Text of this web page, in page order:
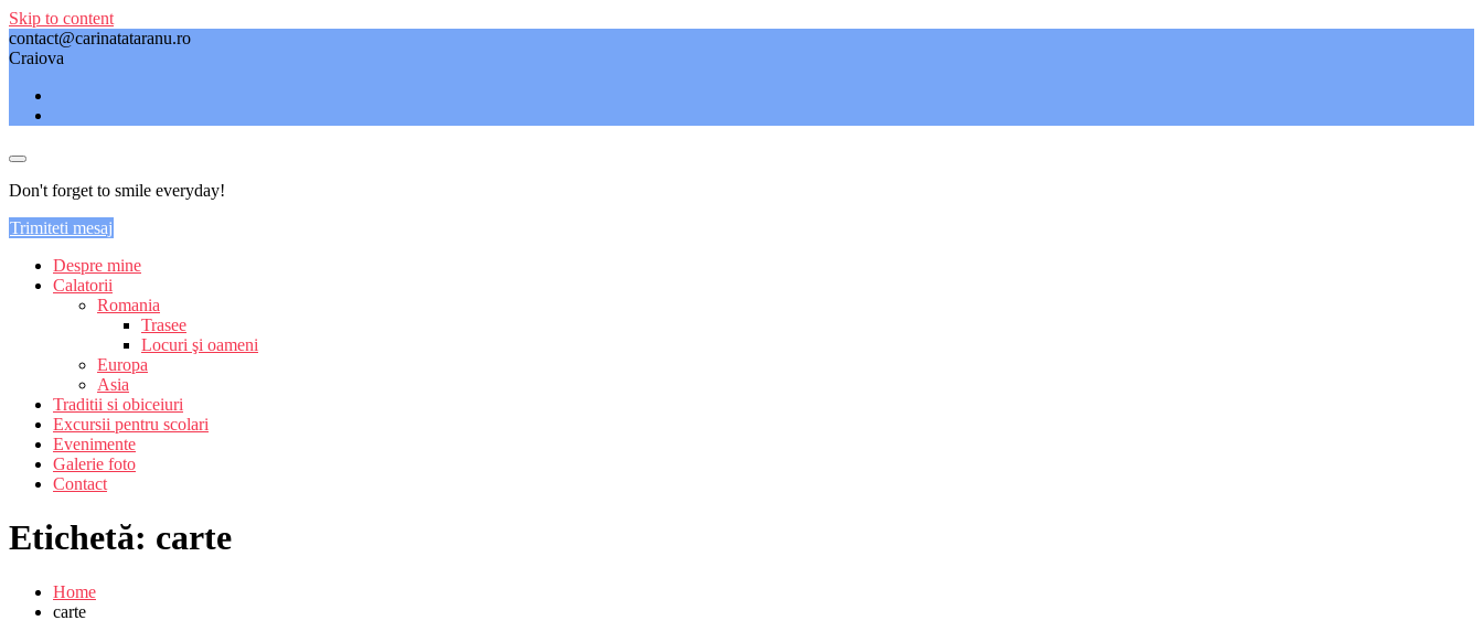
Skip to content
contact@carinatataranu.ro
Craiova
Don't forget to smile everyday!
Trimiteti mesaj
Despre mine
Calatorii
Romania
Trasee
Locuri şi oameni
Europa
Asia
Traditii si obiceiuri
Excursii pentru scolari
Evenimente
Galerie foto
Contact
Etichetă: carte
Home
carte